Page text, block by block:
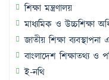
শিক্ষা মন্ত্রণালয়
মাধ্যমিক ও উচ্চশিক্ষা
জাতীয় শিক্ষা
বাংলাদেশ শিক্ষাতথ্য ও
ই-নথি